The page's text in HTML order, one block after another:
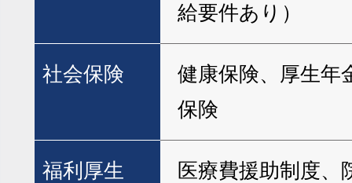
給要件あり）
社会保険
健康保険、厚生年
保険
福利厚生
医療費援助制度、